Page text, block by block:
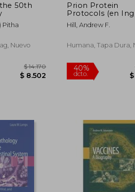
50th
Pitha
Nuevo
40%
dcto.
$ 14.170
$ 8.502
Prion Protein
Protocols (en
Hill, Andrew F.
Humana, Tapa Dura,